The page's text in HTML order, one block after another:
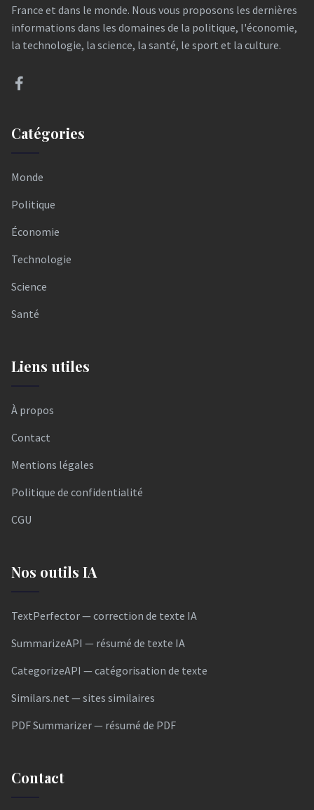
France et dans le monde. Nous vous proposons les dernières
informations dans les domaines de la politique, l'économie,
la technologie, la science, la santé, le sport et la culture.
Catégories
Monde
Politique
Économie
Technologie
Science
Santé
Liens utiles
À propos
Contact
Mentions légales
Politique de confidentialité
CGU
Nos outils IA
TextPerfector — correction de texte IA
SummarizeAPI — résumé de texte IA
CategorizeAPI — catégorisation de texte
Similars.net — sites similaires
PDF Summarizer — résumé de PDF
Contact